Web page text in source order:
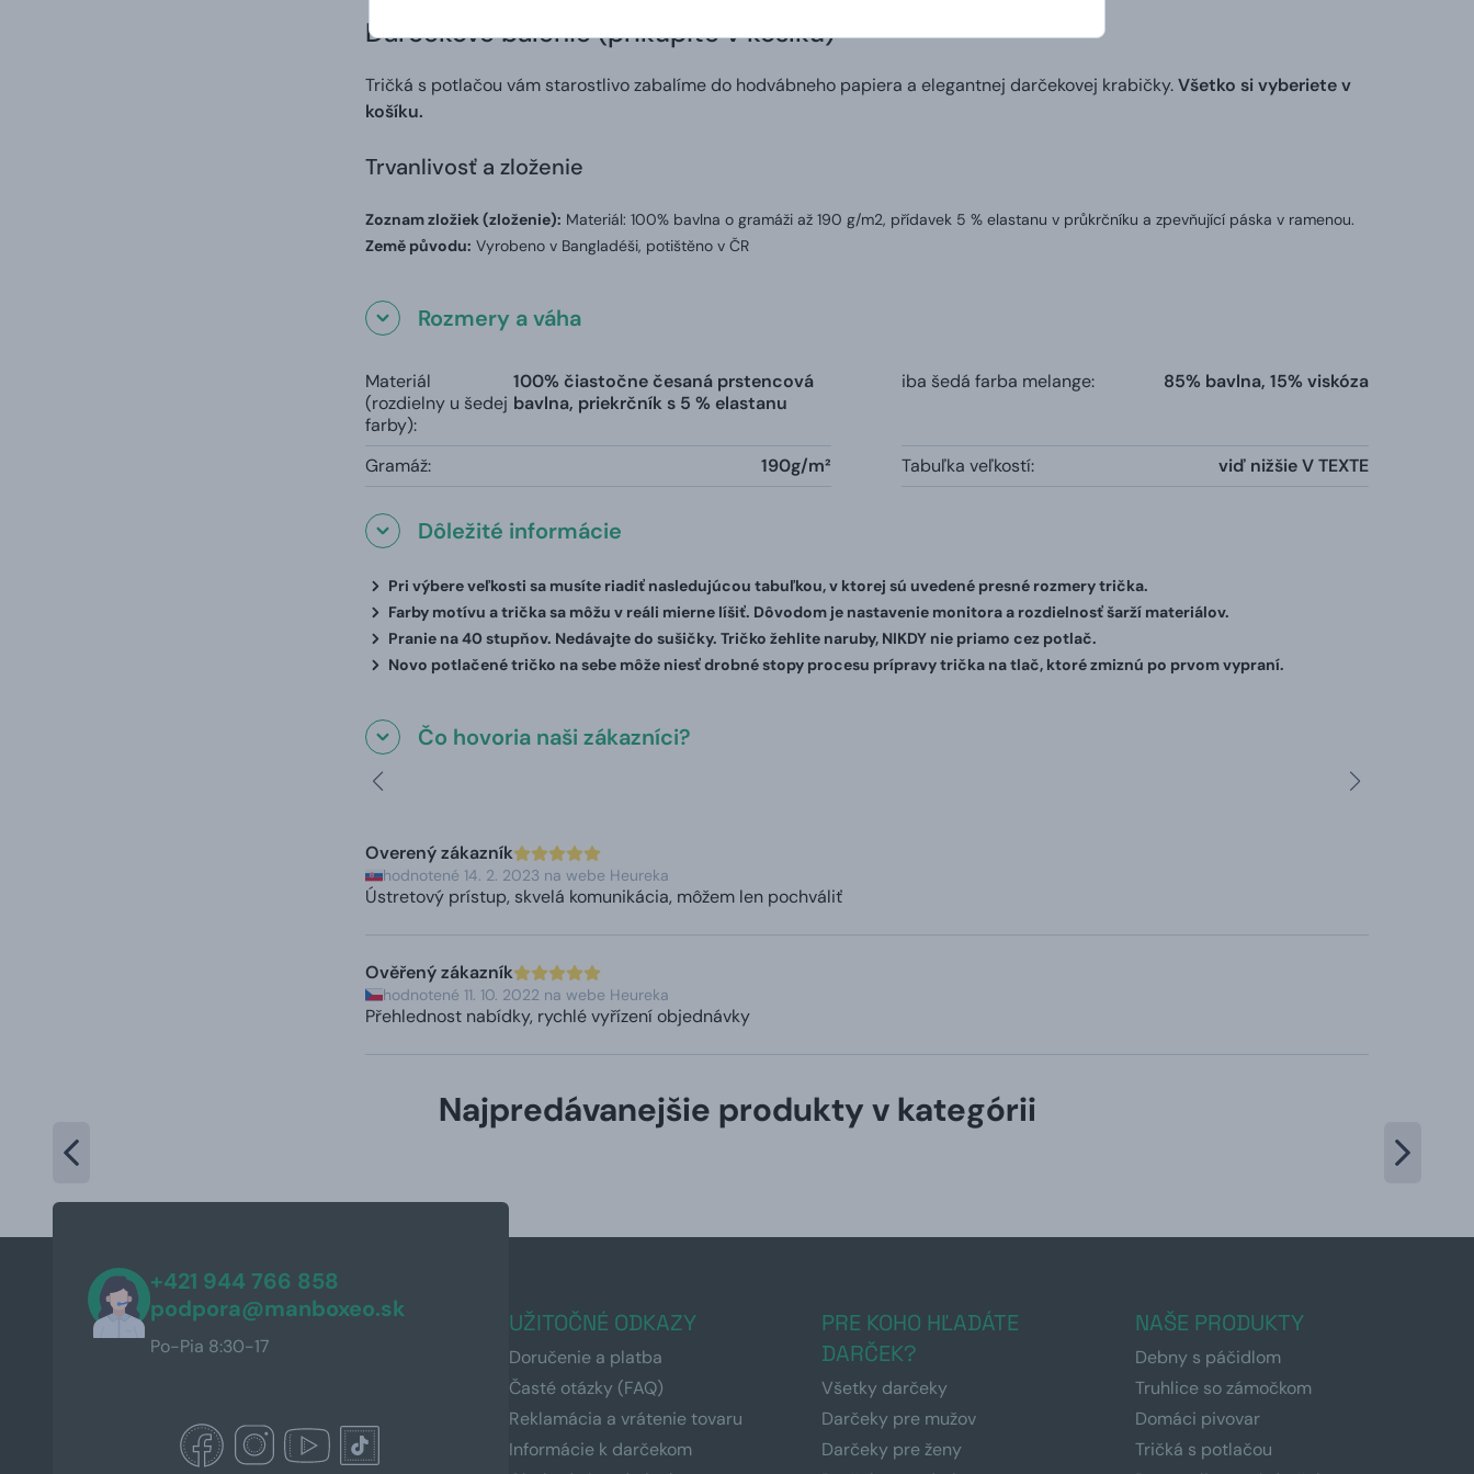
Darčekové balenie (prikúpite v košíku)
Tričká s potlačou vám starostlivo zabalíme do hodvábneho papiera a elegantnej darčekovej krabičky.Všetko si vyberiete v
košíku.
Trvanlivosť a zloženie
Zoznam zložiek (zloženie): Materiál: 100% bavlna o gramáži až 190 g/m2, přídavek 5 % elastanu v průkrčníku a zpevňující páska v ramenou.
Země původu: Vyrobeno v Bangladéši, potištěno v ČR
Rozmery a váha
Materiál
(rozdielny u šedej
farby):
100% čiastočne česaná prstencová
bavlna, priekrčník s 5 % elastanu
iba šedá farba melange: 85% bavlna, 15% viskóza
Gramáž: 190g/m² Tabuľka veľkostí: viď nižšie V TEXTE
Dôležité informácie
Pri výbere veľkosti sa musíte riadiť nasledujúcou tabuľkou, v ktorej sú uvedené presné rozmery trička.
Farby motívu a trička sa môžu v reáli mierne líšiť. Dôvodom je nastavenie monitora a rozdielnosť šarží materiálov.
Pranie na 40 stupňov. Nedávajte do sušičky. Tričko žehlite naruby, NIKDY nie priamo cez potlač.
Novo potlačené tričko na sebe môže niesť drobné stopy procesu prípravy trička na tlač, ktoré zmiznú po prvom vypraní.
Čo hovoria naši zákazníci?
Overený zákazník
hodnotené 14. 2. 2023 na webe Heureka
Ústretový prístup, skvelá komunikácia, môžem len pochváliť
Ověřený zákazník
hodnotené 11. 10. 2022 na webe Heureka
Přehlednost nabídky, rychlé vyřízení objednávky
Najpredávanejšie produkty v kategórii
+421 944 766 858
podpora@manboxeo.sk
Po-Pia 8:30-17
UŽITOČNÉ ODKAZY
Doručenie a platba
Časté otázky (FAQ)
Reklamácia a vrátenie tovaru
Informácie k darčekom
PRE KOHO HĽADÁTE
DARČEK?
Všetky darčeky
Darčeky pre mužov
Darčeky pre ženy
NAŠE PRODUKTY
Debny s páčidlom
Truhlice so zámočkom
Domáci pivovar
Tričká s potlačou